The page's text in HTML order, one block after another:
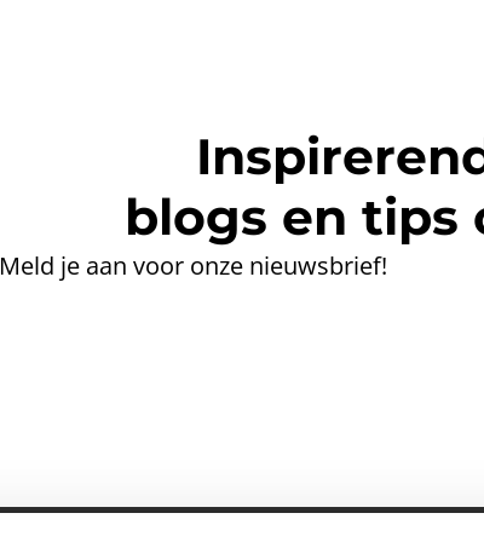
blogs en tips
Meld je aan voor onze nieuwsbrief!